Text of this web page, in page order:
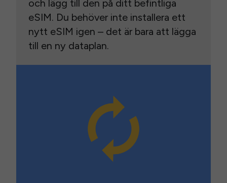
och lägg till den på ditt befintliga
eSIM. Du behöver inte installera ett
nytt eSIM igen – det är bara att lägga
till en ny dataplan.